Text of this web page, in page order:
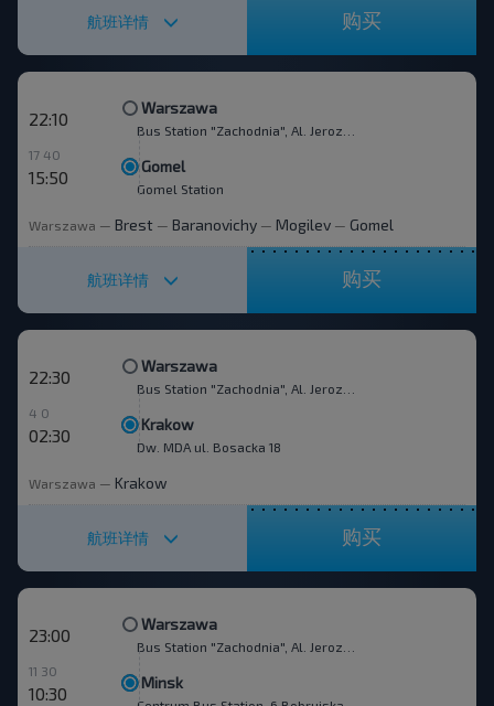
航班详情 购买
22:10
Warszawa
17 40
15:50
Gomel
Gomel Station
Warszawa — Brest — Baranovichy — Mogilev — Gomel
航班详情 购买
22:30
Warszawa
4 0
02:30
Krakow
Dw. MDA ul. Bosacka 18
Warszawa — Krakow
航班详情 购买
23:00
Warszawa
11 30
10:30
Minsk